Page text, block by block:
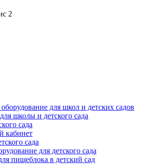
2
для школ и детских садов
школы и детского сада
сада
кабинет
сада
для детского сада
пищеблока в детский сад